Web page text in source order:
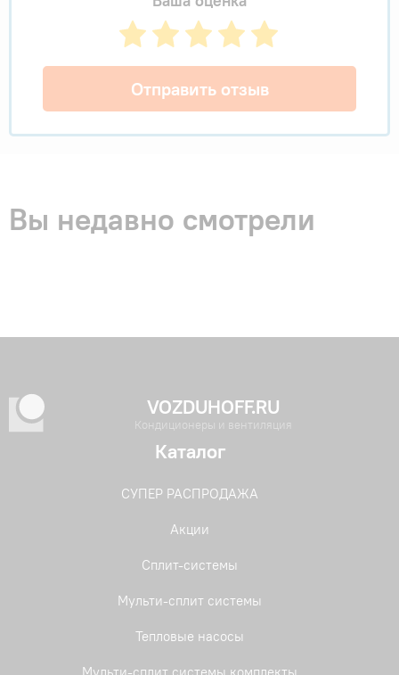
Отправить отзыв
Вы недавно смотрели
VOZDUHOFF.RU
Кондиционеры и вентиляция
Каталог
СУПЕР РАСПРОДАЖА
Акции
Сплит-системы
Мульти-сплит системы
Тепловые насосы